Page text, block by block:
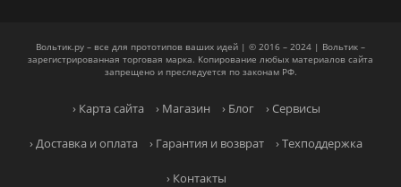
Вольтик.ру – все для прототипов ваших идей | © 2016 – 2024 | Вольтик –
зарегистрированная торговая марка. Копирование любых материалов сайта
запрещено и преследуется по законам РФ.
› Карта сайта › Магазин › Блог › Сервисы
› Доставка и оплата › Гарантия и возврат › Техподдержка
› Контакты